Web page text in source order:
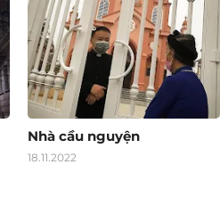
Nhà cầu nguyện
18.11.2022